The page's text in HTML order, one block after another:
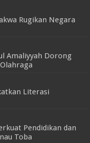
Rugikan Negara
Amaliyyah Dorong
Literasi
Pendidikan dan
Toba